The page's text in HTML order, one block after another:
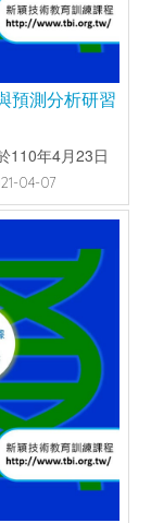
預測分析研習
110年4月23日
04-07